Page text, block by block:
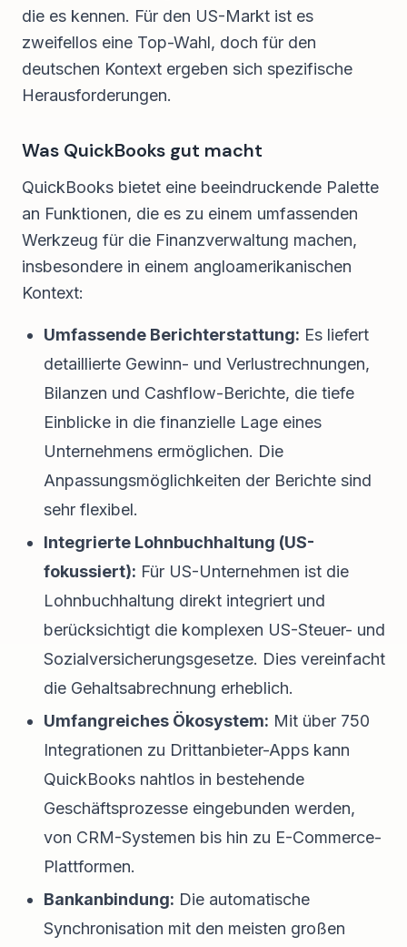
die es kennen. Für den US-Markt ist es
zweifellos eine Top-Wahl, doch für den
deutschen Kontext ergeben sich spezifische
Herausforderungen.
Was QuickBooks gut macht
QuickBooks bietet eine beeindruckende Palette
an Funktionen, die es zu einem umfassenden
Werkzeug für die Finanzverwaltung machen,
insbesondere in einem angloamerikanischen
Kontext:
Umfassende Berichterstattung: Es liefert
detaillierte Gewinn- und Verlustrechnungen,
Bilanzen und Cashflow-Berichte, die tiefe
Einblicke in die finanzielle Lage eines
Unternehmens ermöglichen. Die
Anpassungsmöglichkeiten der Berichte sind
sehr flexibel.
Integrierte Lohnbuchhaltung (US-
fokussiert): Für US-Unternehmen ist die
Lohnbuchhaltung direkt integriert und
berücksichtigt die komplexen US-Steuer- und
Sozialversicherungsgesetze. Dies vereinfacht
die Gehaltsabrechnung erheblich.
Umfangreiches Ökosystem: Mit über 750
Integrationen zu Drittanbieter-Apps kann
QuickBooks nahtlos in bestehende
Geschäftsprozesse eingebunden werden,
von CRM-Systemen bis hin zu E-Commerce-
Plattformen.
Bankanbindung: Die automatische
Synchronisation mit den meisten großen